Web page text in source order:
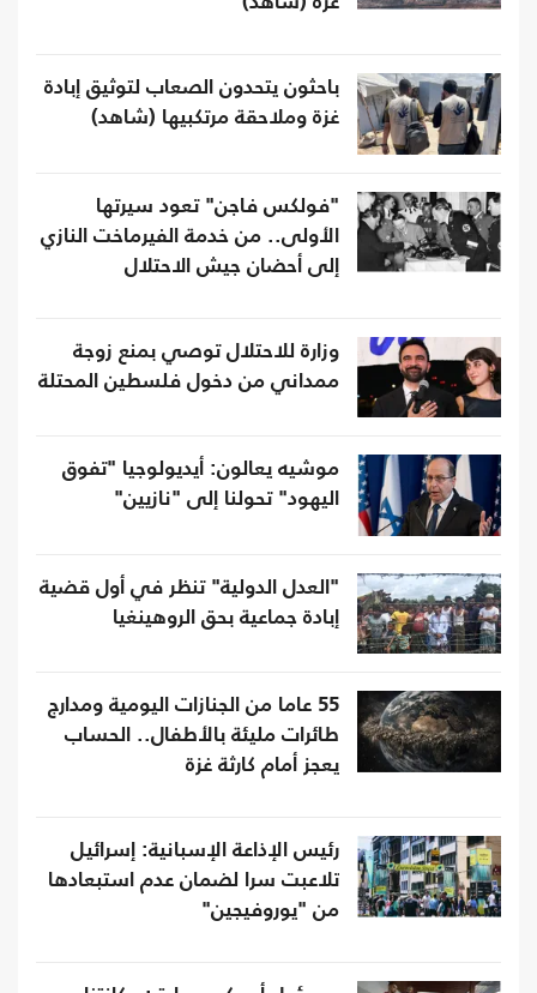
باحثون يتحدون الصعاب لتوثيق إبادة
غزة وملاحقة مرتكبيها (شاهد)
"فولكس فاجن" تعود سيرتها
الأولى.. من خدمة الفيرماخت النازي
إلى أحضان جيش الاحتلال
وزارة للاحتلال توصي بمنع زوجة
ممداني من دخول فلسطين المحتلة
موشيه يعالون: أيديولوجيا "تفوق
اليهود" تحولنا إلى "نازيين"
"العدل الدولية" تنظر في أول قضية
إبادة جماعية بحق الروهينغيا
55 عاما من الجنازات اليومية ومدارج
طائرات مليئة بالأطفال.. الحساب
يعجز أمام كارثة غزة
رئيس الإذاعة الإسبانية: إسرائيل
تلاعبت سرا لضمان عدم استبعادها
من "يوروفيجين"